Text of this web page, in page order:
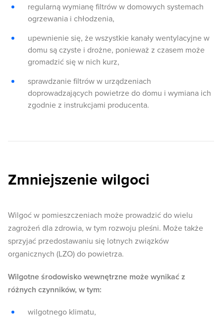
regularną wymianę filtrów w domowych systemach
ogrzewania i chłodzenia,
upewnienie się, że wszystkie kanały wentylacyjne w
domu są czyste i drożne, ponieważ z czasem może
gromadzić się w nich kurz,
sprawdzanie filtrów w urządzeniach
doprowadzających powietrze do domu i wymiana ich
zgodnie z instrukcjami producenta.
Zmniejszenie wilgoci
Wilgoć w pomieszczeniach może prowadzić do wielu
zagrożeń dla zdrowia, w tym rozwoju pleśni. Może także
sprzyjać przedostawaniu się lotnych związków
organicznych (LZO) do powietrza.
Wilgotne środowisko wewnętrzne może wynikać z
różnych czynników, w tym:
wilgotnego klimatu,